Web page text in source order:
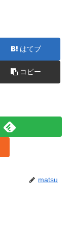
はてブ
コピー
matsu